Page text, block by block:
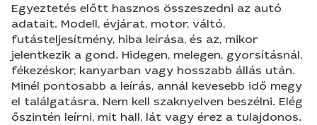
Egyeztetés előtt hasznos összeszedni az autó
adatait. Modell, évjárat, motor, váltó,
futásteljesítmény, hiba leírása, és az, mikor
jelentkezik a gond. Hidegen, melegen, gyorsításnál,
fékezéskor, kanyarban vagy hosszabb állás után.
Minél pontosabb a leírás, annál kevesebb idő megy
el találgatásra. Nem kell szaknyelven beszélni. Elég
őszintén leírni, mit hall, lát vagy érez a tulajdonos.